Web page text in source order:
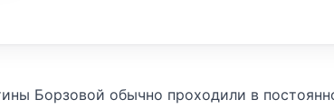
Борзовой обычно проходили в